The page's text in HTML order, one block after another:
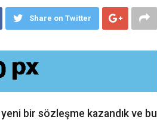
Share on Twitter
bir sözleşme kazandık ve bu